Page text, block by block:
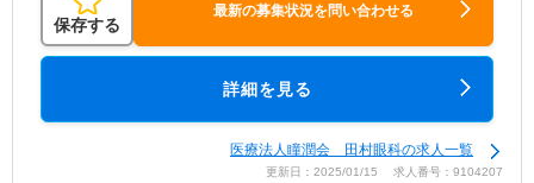
保存する
最新の募集状況を問い合わせる
詳細を見る
医療法人瞳潤会 田村眼科の求人一覧
更新日：2025/01/15 求人番号：9104207